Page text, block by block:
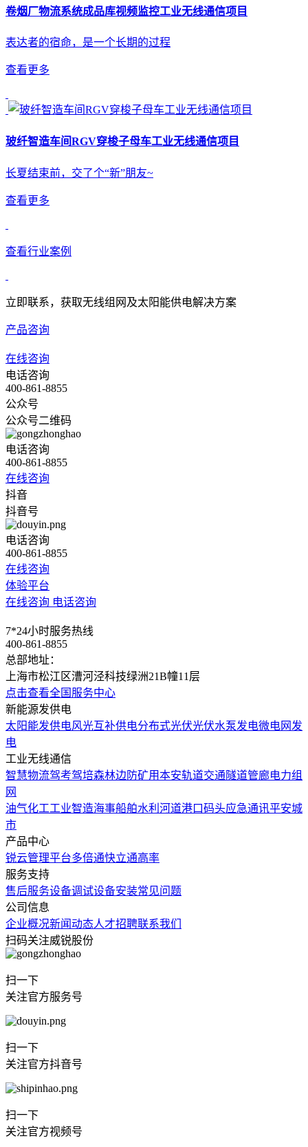
卷烟厂物流系统成品库视频监控工业无线通信项目
表达者的宿命，是一个长期的过程
查看更多
玻纤智造车间RGV穿梭子母车工业无线通信项目
长夏结束前，交了个“新”朋友~
查看更多
查看行业案例
立即联系，获取无线组网及太阳能供电解决方案
产品咨询
在线咨询
电话咨询
400-861-8855
公众号
公众号二维码
电话咨询
400-861-8855
在线咨询
抖音
抖音号
电话咨询
400-861-8855
在线咨询
体验平台
在线咨询 电话咨询
7*24小时服务热线
400-861-8855
总部地址：
上海市松江区漕河泾科技绿洲21B幢11层
点击查看全国服务中心
新能源发供电
太阳能发供电风光互补供电分布式光伏光伏水泵发电微电网发
电
工业无线通信
智慧物流驾考驾培森林边防矿用本安轨道交通隧道管廊电力组
网
油气化工工业智造海事船舶水利河道港口码头应急通讯平安城
市
产品中心
锐云管理平台多倍通快立通高率
服务支持
售后服务设备调试设备安装常见问题
公司信息
企业概况新闻动态人才招聘联系我们
扫码关注威锐股份
扫一下
关注官方服务号
扫一下
关注官方抖音号
扫一下
关注官方视频号